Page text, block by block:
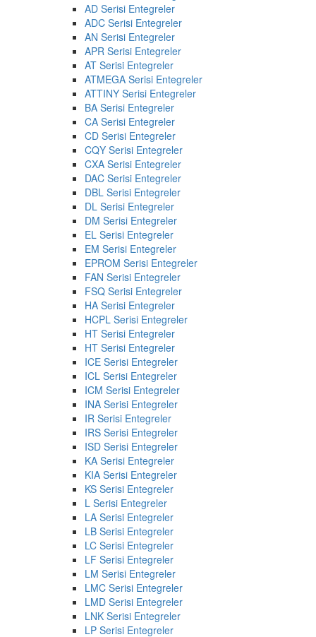
AD Serisi Entegreler
ADC Serisi Entegreler
AN Serisi Entegreler
APR Serisi Entegreler
AT Serisi Entegreler
ATMEGA Serisi Entegreler
ATTINY Serisi Entegreler
BA Serisi Entegreler
CA Serisi Entegreler
CD Serisi Entegreler
CQY Serisi Entegreler
CXA Serisi Entegreler
DAC Serisi Entegreler
DBL Serisi Entegreler
DL Serisi Entegreler
DM Serisi Entegreler
EL Serisi Entegreler
EM Serisi Entegreler
EPROM Serisi Entegreler
FAN Serisi Entegreler
FSQ Serisi Entegreler
HA Serisi Entegreler
HCPL Serisi Entegreler
HT Serisi Entegreler
HT Serisi Entegreler
ICE Serisi Entegreler
ICL Serisi Entegreler
ICM Serisi Entegreler
INA Serisi Entegreler
IR Serisi Entegreler
IRS Serisi Entegreler
ISD Serisi Entegreler
KA Serisi Entegreler
KIA Serisi Entegreler
KS Serisi Entegreler
L Serisi Entegreler
LA Serisi Entegreler
LB Serisi Entegreler
LC Serisi Entegreler
LF Serisi Entegreler
LM Serisi Entegreler
LMC Serisi Entegreler
LMD Serisi Entegreler
LNK Serisi Entegreler
LP Serisi Entegreler